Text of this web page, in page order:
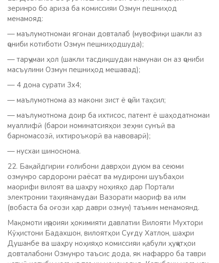
зеринро бо ариза ба комиссияи Озмун пешниҳод
менамояд:
— маълумотномаи ягонаи довталаб (мувофиқи шакли аз
ҷониби котиботи Озмун пешниҳодшуда);
— тарҷумаи ҳол (шакли тасдиқшудаи намунаи он аз ҷониби
масъулини Озмун пешниҳод мешавад);
— 4 дона сурати 3х4;
— маълумотнома аз макони зист ё ҷойи таҳсил;
— маълумотнома доир ба ихтисос, патент ё шаҳодатномаи
муаллифӣ (барои номинатсияҳои зеҳни сунъӣ ва
барномасозӣ, ихтироъкорӣ ва навоварӣ);
— нусхаи шиноснома.
22. Бақайдгирии ғолибони даврҳои дуюм ва сеюми
озмунро сардорони раёсат ва мудирони шуъбаҳои
маорифи вилоят ва шаҳру ноҳияҳо дар Портали
электронии таҳиянамудаи Вазорати маориф ва илм
(вобаста ба оғози ҳар даври озмун) таъмин менамоянд.
Мақомоти иҷроияи ҳокимияти давлатии Вилояти Мухтори
Кӯҳистони Бадахшон, вилоятҳои Суғду Хатлон, шаҳри
Душанбе ва шаҳру ноҳияҳо комиссияи қабули ҳуҷҷатҳои
довталабони Озмунро таъсис дода, як нафарро ба таври